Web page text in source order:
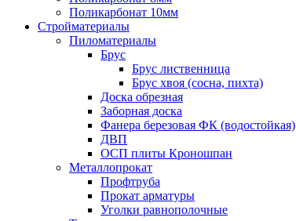
Поликарбонат 10мм
Стройматериалы
Пиломатериалы
Брус
Брус лиственница
Брус хвоя (сосна, пихта)
Доска обрезная
Заборная доска
Фанера березовая ФК (водостойкая)
ДВП
ОСП плиты Кроношпан
Металлопрокат
Профтруба
Прокат арматуры
Уголки равнополочные